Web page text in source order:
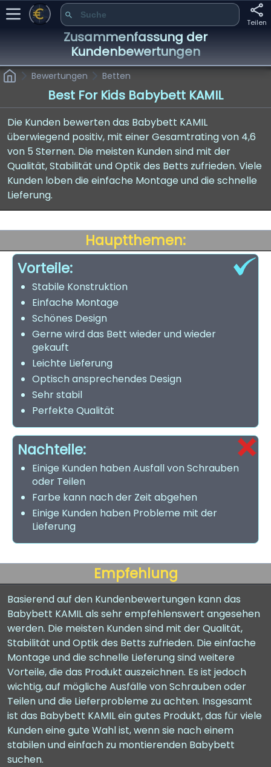
Teilen
Zusammenfassung der
Kundenbewertungen
Bewertungen Betten
Best For Kids Babybett KAMIL
Die Kunden bewerten das Babybett KAMIL
überwiegend positiv, mit einer Gesamtrating von 4,6
von 5 Sternen. Die meisten Kunden sind mit der
Qualität, Stabilität und Optik des Betts zufrieden. Viele
Kunden loben die einfache Montage und die schnelle
Lieferung.
Hauptthemen:
Vorteile:
Stabile Konstruktion
Einfache Montage
Schönes Design
Gerne wird das Bett wieder und wieder
gekauft
Leichte Lieferung
Optisch ansprechendes Design
Sehr stabil
Perfekte Qualität
Nachteile:
Einige Kunden haben Ausfall von Schrauben
oder Teilen
Farbe kann nach der Zeit abgehen
Einige Kunden haben Probleme mit der
Lieferung
Empfehlung
Basierend auf den Kundenbewertungen kann das
Babybett KAMIL als sehr empfehlenswert angesehen
werden. Die meisten Kunden sind mit der Qualität,
Stabilität und Optik des Betts zufrieden. Die einfache
Montage und die schnelle Lieferung sind weitere
Vorteile, die das Produkt auszeichnen. Es ist jedoch
wichtig, auf mögliche Ausfälle von Schrauben oder
Teilen und die Lieferprobleme zu achten. Insgesamt
ist das Babybett KAMIL ein gutes Produkt, das für viele
Kunden eine gute Wahl ist, wenn sie nach einem
stabilen und einfach zu montierenden Babybett
suchen.